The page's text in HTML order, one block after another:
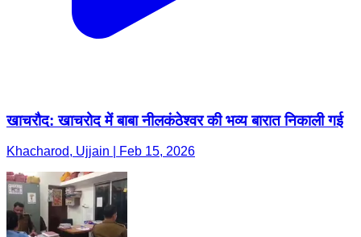
खाचरौद: खाचरोद में बाबा नीलकंठेश्वर की भव्य बारात निकाली गई
Khacharod, Ujjain | Feb 15, 2026